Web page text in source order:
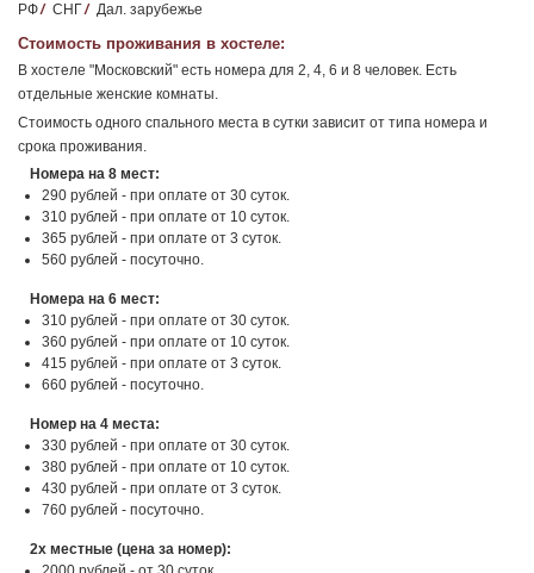
РФ/ СНГ/ Дал. зарубежье
Стоимость проживания в хостеле:
В хостеле "Московский" есть номера для 2, 4, 6 и 8 человек. Есть
отдельные женские комнаты.
Стоимость одного спального места в сутки зависит от типа номера и
срока проживания.
Номера на 8 мест:
290 рублей - при оплате от 30 суток.
310 рублей - при оплате от 10 суток.
365 рублей - при оплате от 3 суток.
560 рублей - посуточно.
Номера на 6 мест:
310 рублей - при оплате от 30 суток.
360 рублей - при оплате от 10 суток.
415 рублей - при оплате от 3 суток.
660 рублей - посуточно.
Номер на 4 места:
330 рублей - при оплате от 30 суток.
380 рублей - при оплате от 10 суток.
430 рублей - при оплате от 3 суток.
760 рублей - посуточно.
2х местные (цена за номер):